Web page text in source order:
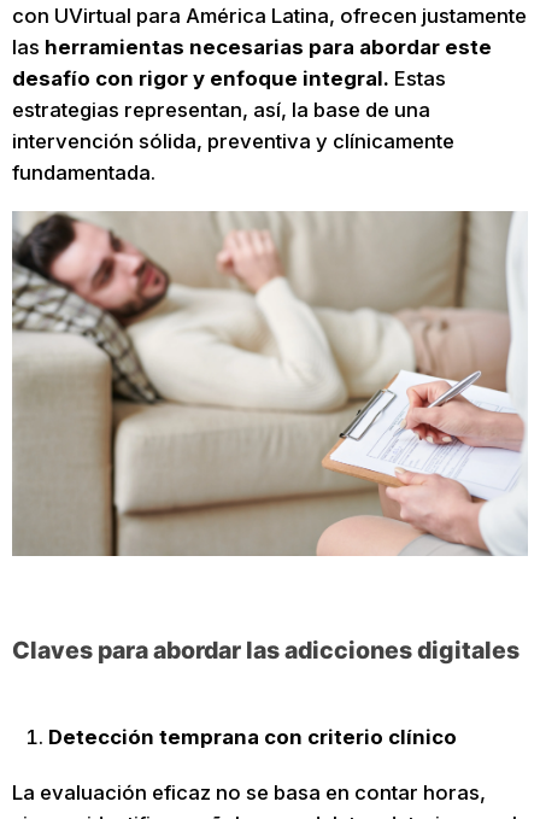
con UVirtual para América Latina, ofrecen justamente
las herramientas necesarias para abordar este
desafío con rigor y enfoque integral. Estas
estrategias representan, así, la base de una
intervención sólida, preventiva y clínicamente
fundamentada.
Claves para abordar las adicciones digitales
Detección temprana con criterio clínico
La evaluación eficaz no se basa en contar horas,